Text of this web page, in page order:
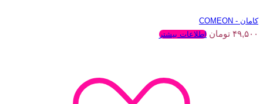
کامان - COMEON
۴۹,۵۰۰ تومان اطلاعات بیشتر